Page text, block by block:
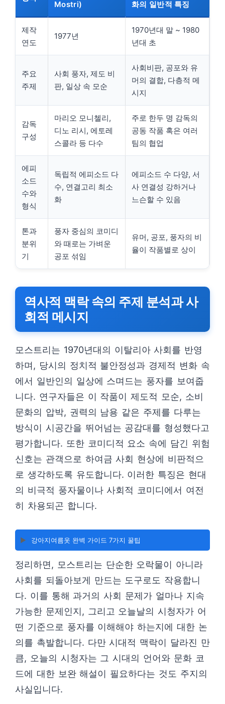
Mostri)
화의 일반적 특징
제작
연도
1977년
1970년대 말 ~ 1980
년대 초
주요
주제
사회 풍자, 제도 비
판, 일상 속 모순
사회비판, 공포와 유
머의 결합, 다층적 메
시지
감독
구성
마리오 모니첼리,
디노 리시, 에토레
스콜라 등 다수
주로 한두 명 감독의
공동 작품 혹은 여러
팀의 협업
에피
소드
수와
형식
독립적 에피소드 다
수, 연결고리 최소
화
에피소드 수 다양, 서
사 연결성 강하거나
느슨할 수 있음
톤과
분위
기
풍자 중심의 코미디
와 때로는 가벼운
공포 섞임
유머, 공포, 풍자의 비
율이 작품별로 상이
역사적 맥락 속의 주제 분석과 사
회적 메시지
모스트리는 1970년대의 이탈리아 사회를 반영
하며, 당시의 정치적 불안정성과 경제적 변화 속
에서 일반인의 일상에 스며드는 풍자를 보여줍
니다. 연구자들은 이 작품이 제도적 모순, 소비
문화의 압박, 권력의 남용 같은 주제를 다루는
방식이 시공간을 뛰어넘는 공감대를 형성했다고
평가합니다. 또한 코미디적 요소 속에 담긴 위험
신호는 관객으로 하여금 사회 현상에 비판적으
로 생각하도록 유도합니다. 이러한 특징은 현대
의 비극적 풍자물이나 사회적 코미디에서 여전
히 차용되곤 합니다.
▶️ 강아지여름옷 완벽 가이드 7가지 꿀팁
정리하면, 모스트리는 단순한 오락물이 아니라
사회를 되돌아보게 만드는 도구로도 작용합니
다. 이를 통해 과거의 사회 문제가 얼마나 지속
가능한 문제인지, 그리고 오늘날의 시청자가 어
떤 기준으로 풍자를 이해해야 하는지에 대한 논
의를 촉발합니다. 다만 시대적 맥락이 달라진 만
큼, 오늘의 시청자는 그 시대의 언어와 문화 코
드에 대한 보완 해설이 필요하다는 것도 주지의
사실입니다.